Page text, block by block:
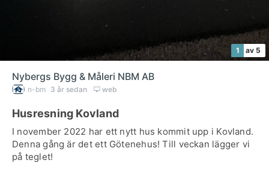
1 av 5
Nybergs Bygg & Måleri NBM AB
n-bm 3 år sedan web
Husresning Kovland
I november 2022 har ett nytt hus kommit upp i Kovland.
Denna gång är det ett Götenehus! Till veckan lägger vi
på teglet!